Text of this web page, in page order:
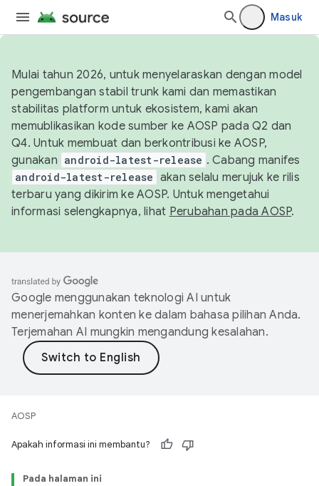
Masuk
Mulai tahun 2026, untuk menyelaraskan dengan model
pengembangan stabil trunk kami dan memastikan
stabilitas platform untuk ekosistem, kami akan
memublikasikan kode sumber ke AOSP pada Q2 dan
Q4. Untuk membuat dan berkontribusi ke AOSP,
gunakan android-latest-release . Cabang manifes
android-latest-release akan selalu merujuk ke rilis
terbaru yang dikirim ke AOSP. Untuk mengetahui
informasi selengkapnya, lihat Perubahan pada AOSP.
Google menggunakan teknologi AI untuk
menerjemahkan konten ke dalam bahasa pilihan Anda.
Terjemahan AI mungkin mengandung kesalahan.
AOSP
Apakah informasi ini membantu?
Pada halaman ini